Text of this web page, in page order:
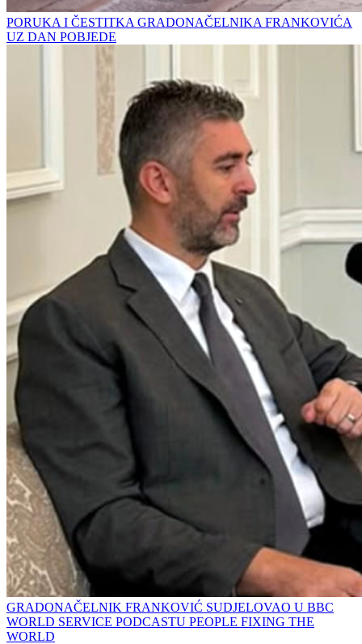
PORUKA I ČESTITKA GRADONAČELNIKA FRANKOVIĆA
UZ DAN POBJEDE
GRADONAČELNIK FRANKOVIĆ SUDJELOVAO U BBC
WORLD SERVICE PODCASTU PEOPLE FIXING THE
WORLD